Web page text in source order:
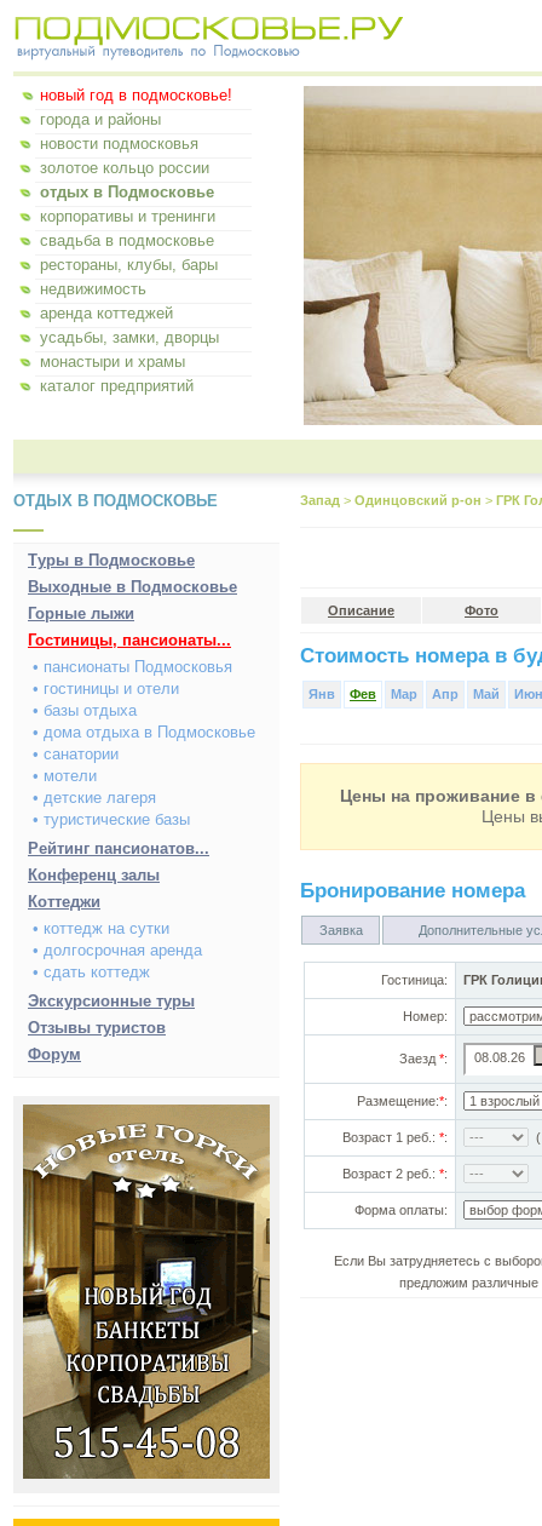
новый год в подмосковье!
города и районы
новости подмосковья
золотое кольцо россии
отдых в Подмосковье
корпоративы и тренинги
свадьба в подмосковье
рестораны, клубы, бары
недвижимость
аренда коттеджей
усадьбы, замки, дворцы
монастыри и храмы
каталог предприятий
ОТДЫХ В ПОДМОСКОВЬЕ
Туры в Подмосковье
Выходные в Подмосковье
Горные лыжи
Гостиницы, пансионаты...
• пансионаты Подмосковья
• гостиницы и отели
• базы отдыха
• дома отдыха в Подмосковье
• санатории
• мотели
• детские лагеря
• туристические базы
Рейтинг пансионатов...
Конференц залы
Коттеджи
• коттедж на сутки
• долгосрочная аренда
• сдать коттедж
Экскурсионные туры
Отзывы туристов
Форум
Запад > Одинцовский р-он > ГРК
Описание Фото
Стоимость номера в
Янв Фев Мар Апр Май Июн
Цены на проживание в
Цены
Бронирование номера
Заявка Дополнительные
Гостиница: ГРК
Номер:
Заезд *:
Размещение:*:
Возраст 1 реб.: *:
Возраст 2 реб.: *:
Форма оплаты:
Если Вы затрудняетесь с
предложим различные